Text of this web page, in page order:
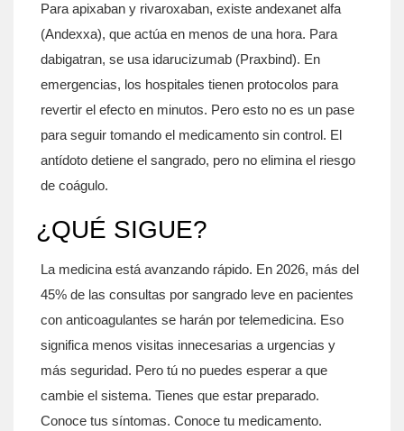
Para apixaban y rivaroxaban, existe andexanet alfa
(Andexxa), que actúa en menos de una hora. Para
dabigatran, se usa idarucizumab (Praxbind). En
emergencias, los hospitales tienen protocolos para
revertir el efecto en minutos. Pero esto no es un pase
para seguir tomando el medicamento sin control. El
antídoto detiene el sangrado, pero no elimina el riesgo
de coágulo.
¿QUÉ SIGUE?
La medicina está avanzando rápido. En 2026, más del
45% de las consultas por sangrado leve en pacientes
con anticoagulantes se harán por telemedicina. Eso
significa menos visitas innecesarias a urgencias y
más seguridad. Pero tú no puedes esperar a que
cambie el sistema. Tienes que estar preparado.
Conoce tus síntomas. Conoce tu medicamento.